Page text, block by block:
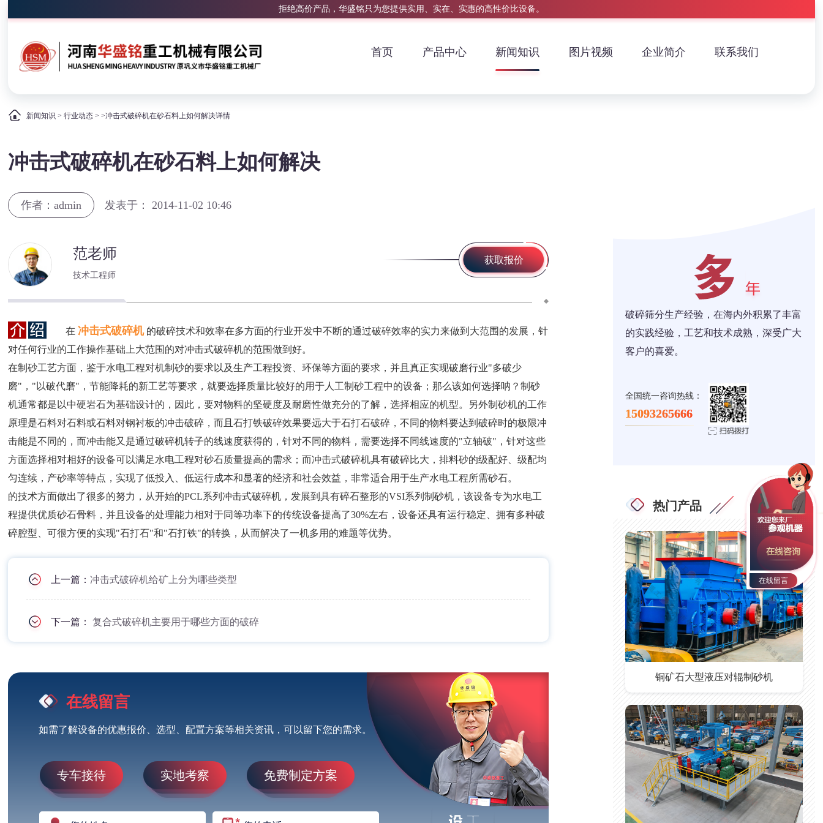
拒绝高价产品，华盛铭只为您提供实用、实在、实惠的高性价比设备。
首页 产品中心 新闻知识 图片视频 企业简介 联系我们
新闻知识 >行业动态 > >冲击式破碎机在砂石料上如何解决详情
冲击式破碎机在砂石料上如何解决
作者：admin 发表于： 2014-11-02 10:46
范老师
技术工程师
获取报价
在 冲击式破碎机 的破碎技术和效率在多方面的行业开发中不断的通过破碎效率的实力来做到大范围的发展，针
对任何行业的工作操作基础上大范围的对冲击式破碎机的范围做到好。
在制砂工艺方面，鉴于水电工程对机制砂的要求以及生产工程投资、环保等方面的要求，并且真正实现破磨行业"多破少
磨"，"以破代磨"，节能降耗的新工艺等要求，就要选择质量比较好的用于人工制砂工程中的设备；那么该如何选择呐？制砂
机通常都是以中硬岩石为基础设计的，因此，要对物料的坚硬度及耐磨性做充分的了解，选择相应的机型。另外制砂机的工作
原理是石料对石料或石料对钢衬板的冲击破碎，而且石打铁破碎效果要远大于石打石破碎，不同的物料要达到破碎时的极限冲
击能是不同的，而冲击能又是通过破碎机转子的线速度获得的，针对不同的物料，需要选择不同线速度的"立轴破"，针对这些
方面选择相对相好的设备可以满足水电工程对砂石质量提高的需求；而冲击式破碎机具有破碎比大，排料砂的级配好、级配均
匀连续，产砂率等特点，实现了低投入、低运行成本和显著的经济和社会效益，非常适合用于生产水电工程所需砂石。
的技术方面做出了很多的努力，从开始的PCL系列冲击式破碎机，发展到具有碎石整形的VSI系列制砂机，该设备专为水电工
程提供优质砂石骨料，并且设备的处理能力相对于同等功率下的传统设备提高了30%左右，设备还具有运行稳定、拥有多种破
碎腔型、可很方便的实现"石打石"和"石打铁"的转换，从而解决了一机多用的难题等优势。
上一篇：冲击式破碎机给矿上分为哪些类型
下一篇：复合式破碎机主要用于哪些方面的破碎
在线留言
如需了解设备的优惠报价、选型、配置方案等相关资讯，可以留下您的需求。
专车接待 实地考察 免费制定方案
破碎筛分生产经验，在海内外积累了丰富
的实践经验，工艺和技术成熟，深受广大
客户的喜爱。
全国统一咨询热线：
15093265666
热门产品
铜矿石大型液压对辊制砂机
在线留言